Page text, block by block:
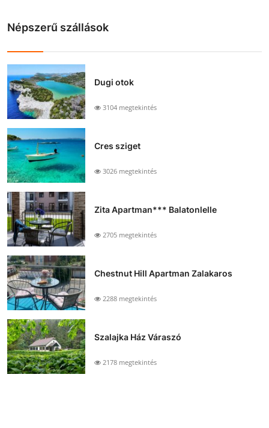
Népszerű szállások
Dugi otok
3104 megtekintés
Cres sziget
3026 megtekintés
Zita Apartman*** Balatonlelle
2705 megtekintés
Chestnut Hill Apartman Zalakaros
2288 megtekintés
Szalajka Ház Váraszó
2178 megtekintés